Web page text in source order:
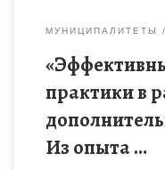
МУНИЦИПАЛИТЕТЫ
практики в
Из опыта …